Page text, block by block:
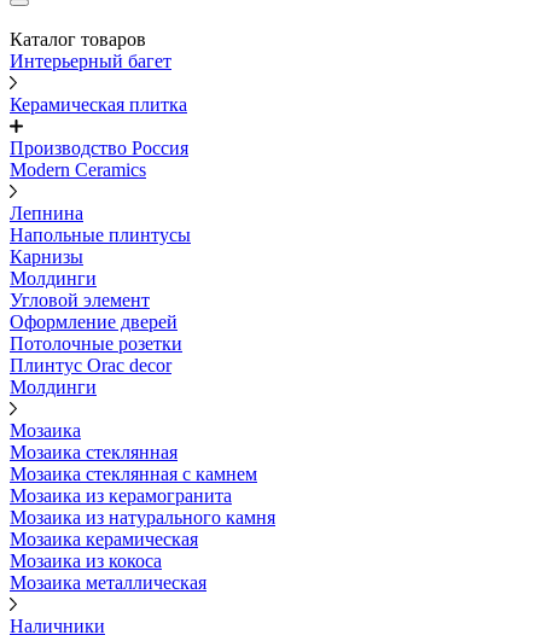
Каталог товаров
Интерьерный багет
Керамическая плитка
Производство Россия
Modern Ceramics
Лепнина
Напольные плинтусы
Карнизы
Молдинги
Угловой элемент
Оформление дверей
Потолочные розетки
Плинтус Orac decor
Молдинги
Мозаика
Мозаика стеклянная
Мозаика стеклянная с камнем
Мозаика из керамогранита
Мозаика из натурального камня
Мозаика керамическая
Мозаика из кокоса
Мозаика металлическая
Наличники